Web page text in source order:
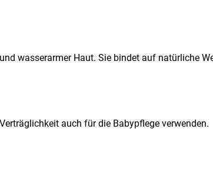
wasserarmer Haut. Sie bindet auf natürliche
auch für die Babypflege verwenden.